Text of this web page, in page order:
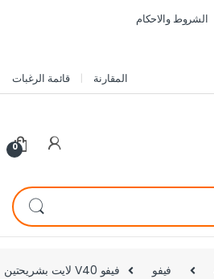
الشروط والاحكام
المقارنة
قائمة الرغبات
0
فيفو فيفو V40 لايت بشريحتين اتصال، 256 جيجابايت، 8 جيجا رام، شبكة الجيل الرابع – اخضر